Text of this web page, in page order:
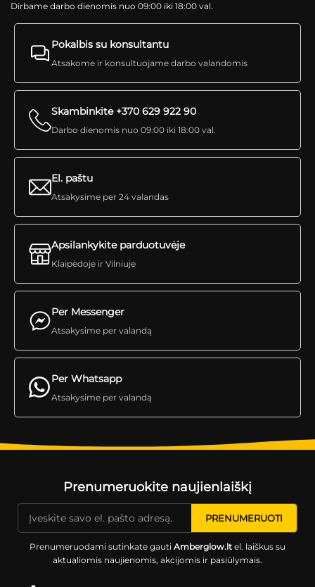
Dirbame darbo dienomis nuo 09:00 iki 18:00 val.
Pokalbis su konsultantu
Atsakome ir konsultuojame darbo valandomis
Skambinkite +370 629 922 90
Darbo dienomis nuo 09:00 iki 18:00 val.
Per Messenger
Atsakysime per valandą
El. paštu
Atsakysime per 24 valandas
Apsilankykite parduotuvėje
Klaipėdoje ir Vilniuje
Per Whatsapp
Atsakysime per valandą
Prenumeruokite naujienlaiškį
Prenumeruodami sutinkate gauti Amberglow.ltel. laiškus su
aktualiomis naujienomis, akcijomis ir pasiūlymais.